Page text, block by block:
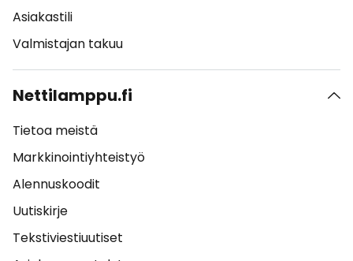
Asiakastili
Valmistajan takuu
Nettilamppu.fi
Tietoa meistä
Markkinointiyhteistyö
Alennuskoodit
Uutiskirje
Tekstiviestiuutiset